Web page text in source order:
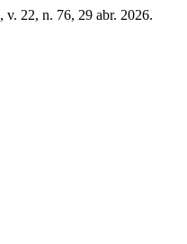
, v. 22, n. 76, 29 abr. 2026.